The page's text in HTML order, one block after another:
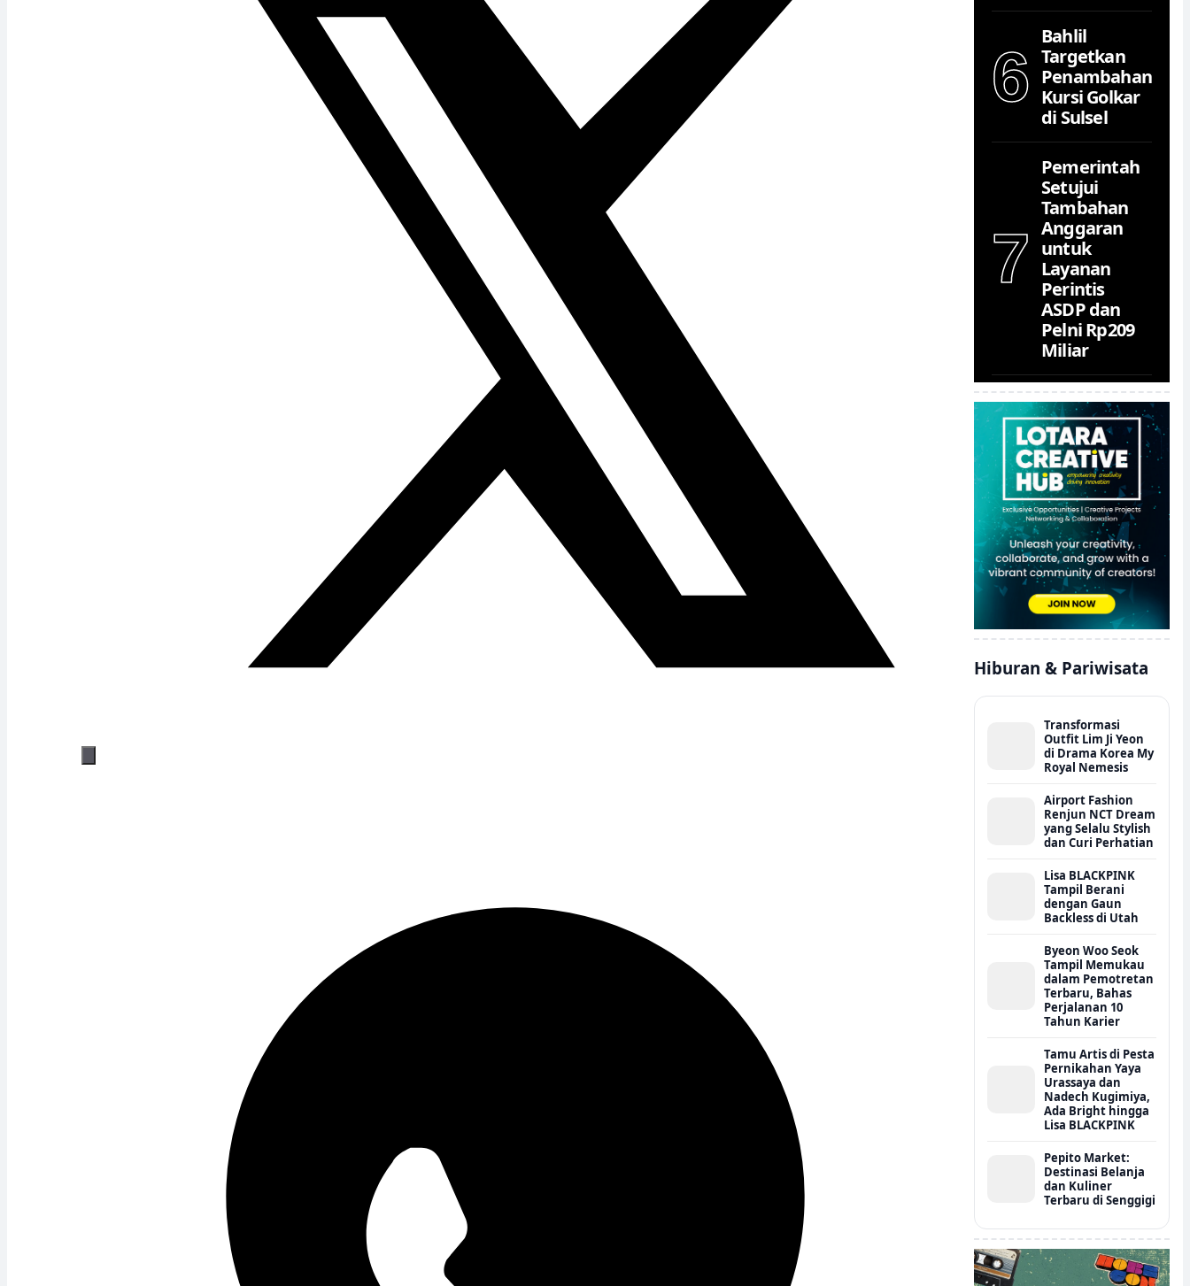
6
Bahlil
Targetkan
Penambahan
Kursi Golkar
di Sulsel
7
Pemerintah
Setujui
Tambahan
Anggaran
untuk
Layanan
Perintis
ASDP dan
Pelni Rp209
Miliar
Hiburan & Pariwisata
Transformasi
Outfit Lim Ji Yeon
di Drama Korea My
Royal Nemesis
Airport Fashion
Renjun NCT Dream
yang Selalu Stylish
dan Curi Perhatian
Lisa BLACKPINK
Tampil Berani
dengan Gaun
Backless di Utah
Byeon Woo Seok
Tampil Memukau
dalam Pemotretan
Terbaru, Bahas
Perjalanan 10
Tahun Karier
Tamu Artis di Pesta
Pernikahan Yaya
Urassaya dan
Nadech Kugimiya,
Ada Bright hingga
Lisa BLACKPINK
Pepito Market:
Destinasi Belanja
dan Kuliner
Terbaru di Senggigi